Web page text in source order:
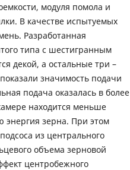
модуля помола и
В качестве испытуемых
Разработанная
типа с шестигранным
декой, а остальные три –
значимость подачи
подача оказалась в более
находится меньше
энергия зерна. При этом
из центрального
объема зерновой
центробежного